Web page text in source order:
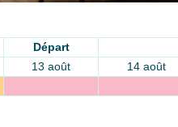
Départ
13 août 14 août